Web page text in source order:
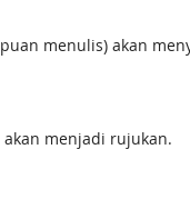
menulis) akan
menjadi rujukan.